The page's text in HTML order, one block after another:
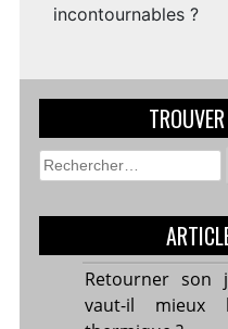
incontournables ?
Rechercher :
Retourner son
vaut-il mieux